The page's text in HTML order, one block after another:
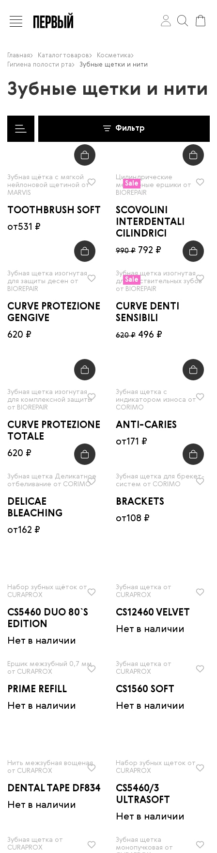
Главная Каталог товаров
Косметика
Гигиена полости рта
Зубные щетки и нити
Зубные щетки и нити
Фильтр
Зубная щётка с мягкой
нейлоновой щетиной от
MARVIS
TOOTHBRUSH SOFT
от531 ₽
Sale
Цилиндрические
межзубные ершики от
BIOREPAIR
SCOVOLINI
INTERDENTALI
CILINDRICI
792 ₽
990 ₽
Зубная щетка изогнутая
для защиты десен от
BIOREPAIR
CURVE PROTEZIONE
GENGIVE
620 ₽
Sale
Зубная щетка изогнутая
для чувствительных зубов
от BIOREPAIR
CURVE DENTI
SENSIBILI
496 ₽
620 ₽
Зубная щетка изогнутая
для комплексной защиты
от BIOREPAIR
CURVE PROTEZIONE
TOTALE
620 ₽
Зубная щетка с
индикатором износа от
CORIMO
ANTI-CARIES
от171 ₽
Зубная щетка Деликатное
отбеливание от CORIMO
DELICAE
BLEACHING
от162 ₽
Зубная щетка для брекет-
систем от CORIMO
BRACKETS
от108 ₽
Набор зубных щёток от
CURAPROX
CS5460 DUO 80`S
EDITION
Нет в наличии
Зубная щетка от
CURAPROX
CS12460 VELVET
Нет в наличии
Ершик межзубный 0,7 мм
от CURAPROX
PRIME REFILL
Нет в наличии
Зубная щетка от
CURAPROX
CS1560 SOFT
Нет в наличии
Нить межзубная вощеная
от CURAPROX
DENTAL TAPE DF834
Нет в наличии
Набор зубных щеток от
CURAPROX
CS5460/3
ULTRASOFT
Нет в наличии
Зубная щетка от
CURAPROX
Зубная щетка
монопучковая от